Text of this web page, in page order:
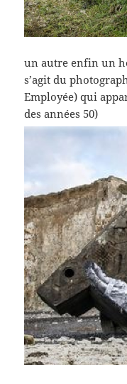
un autre enfin un
s’agit du
Employée) qui
des années 50)